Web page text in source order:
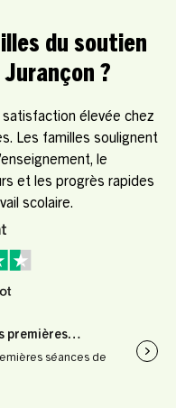
du soutien
?
élevée chez
Les familles soulignent
le
et les progrès rapides
scolaire.
premières…
séances de